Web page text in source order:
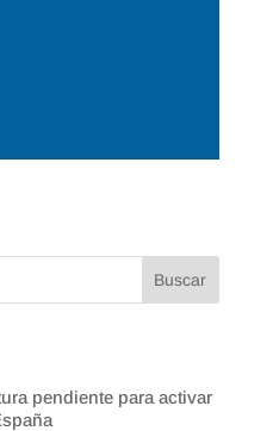
pendiente para activar